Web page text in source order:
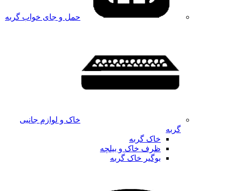
حمل و جای خواب گربه
خاک و لوازم جانبی
گربه
خاک گربه
ظرف خاک و بیلچه
بوگیر خاک گربه